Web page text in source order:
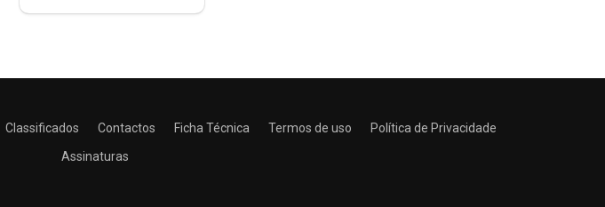
Classificados Contactos Ficha Técnica Termos de uso
Política de Privacidade
Assinaturas